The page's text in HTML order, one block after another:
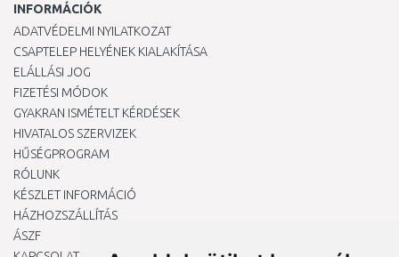
INFORMÁCIÓK
ADATVÉDELMI NYILATKOZAT
CSAPTELEP HELYÉNEK KIALAKÍTÁSA
ELÁLLÁSI JOG
FIZETÉSI MÓDOK
GYAKRAN ISMÉTELT KÉRDÉSEK
HIVATALOS SZERVIZEK
HŰSÉGPROGRAM
RÓLUNK
KÉSZLET INFORMÁCIÓ
HÁZHOZSZÁLLÍTÁS
ÁSZF